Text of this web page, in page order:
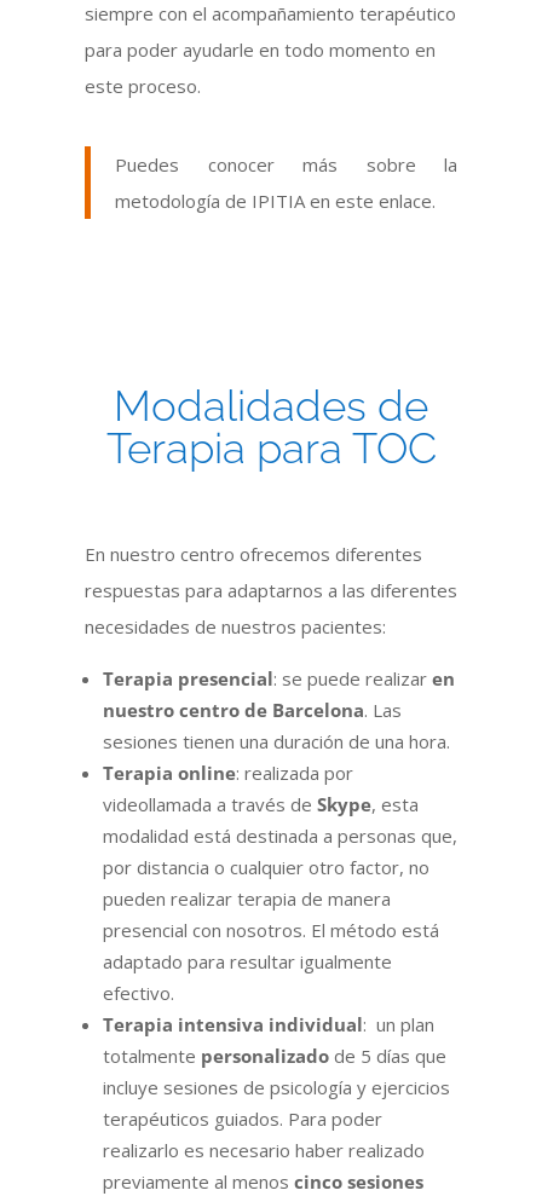
siempre con el acompañamiento terapéutico
para poder ayudarle en todo momento en
este proceso.
Puedes conocer más sobre la
metodología de IPITIA en este enlace.
Modalidades de
Terapia para TOC
En nuestro centro ofrecemos diferentes
respuestas para adaptarnos a las diferentes
necesidades de nuestros pacientes:
Terapia presencial: se puede realizar en
nuestro centro de Barcelona. Las
sesiones tienen una duración de una hora.
Terapia online: realizada por
videollamada a través de Skype, esta
modalidad está destinada a personas que,
por distancia o cualquier otro factor, no
pueden realizar terapia de manera
presencial con nosotros. El método está
adaptado para resultar igualmente
efectivo.
Terapia intensiva individual: un plan
totalmente personalizado de 5 días que
incluye sesiones de psicología y ejercicios
terapéuticos guiados. Para poder
realizarlo es necesario haber realizado
previamente al menos cinco sesiones